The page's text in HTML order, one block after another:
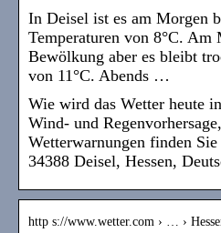
In Deisel ist es am Morgen
Temperaturen von 8°C.
Bewölkung aber es bleibt
von 11°C. Abends …
Wie wird das Wetter heute
Wind- und
Wetterwarnungen finden
34388 Deisel, Hessen,
http s://www.wetter.com › … ›